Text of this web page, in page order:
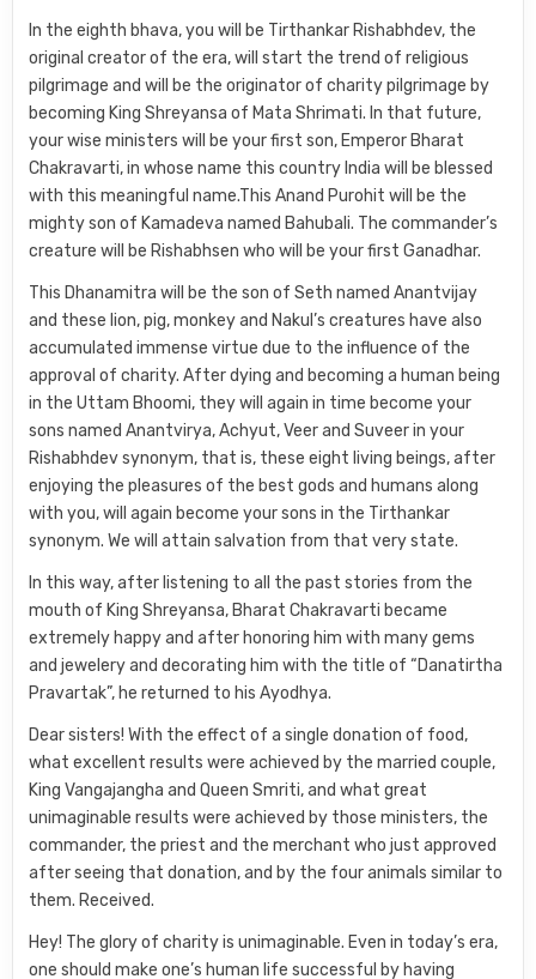
In the eighth bhava, you will be Tirthankar Rishabhdev, the
original creator of the era, will start the trend of religious
pilgrimage and will be the originator of charity pilgrimage by
becoming King Shreyansa of Mata Shrimati. In that future,
your wise ministers will be your first son, Emperor Bharat
Chakravarti, in whose name this country India will be blessed
with this meaningful name.This Anand Purohit will be the
mighty son of Kamadeva named Bahubali. The commander’s
creature will be Rishabhsen who will be your first Ganadhar.
This Dhanamitra will be the son of Seth named Anantvijay
and these lion, pig, monkey and Nakul’s creatures have also
accumulated immense virtue due to the influence of the
approval of charity. After dying and becoming a human being
in the Uttam Bhoomi, they will again in time become your
sons named Anantvirya, Achyut, Veer and Suveer in your
Rishabhdev synonym, that is, these eight living beings, after
enjoying the pleasures of the best gods and humans along
with you, will again become your sons in the Tirthankar
synonym. We will attain salvation from that very state.
In this way, after listening to all the past stories from the
mouth of King Shreyansa, Bharat Chakravarti became
extremely happy and after honoring him with many gems
and jewelery and decorating him with the title of “Danatirtha
Pravartak”, he returned to his Ayodhya.
Dear sisters! With the effect of a single donation of food,
what excellent results were achieved by the married couple,
King Vangajangha and Queen Smriti, and what great
unimaginable results were achieved by those ministers, the
commander, the priest and the merchant who just approved
after seeing that donation, and by the four animals similar to
them. Received.
Hey! The glory of charity is unimaginable. Even in today’s era,
one should make one’s human life successful by having